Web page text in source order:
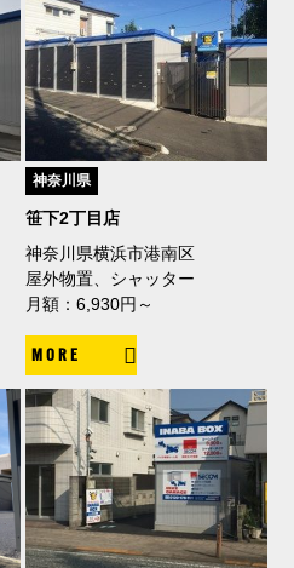
神奈川県
笹下2丁目店
神奈川県横浜市港南区
屋外物置、シャッター
月額：6,930円～
MORE